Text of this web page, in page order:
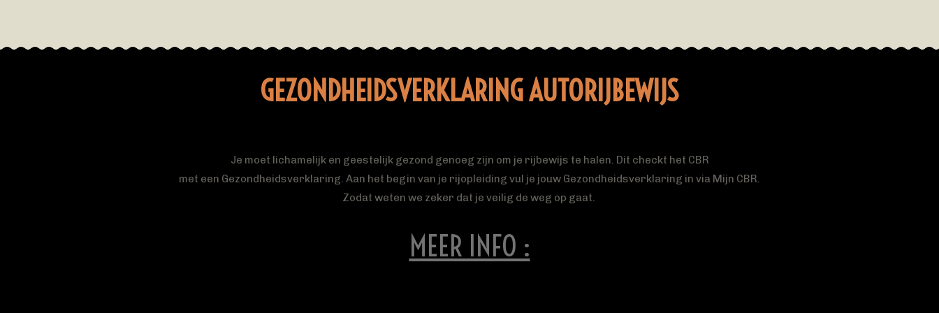
GEZONDHEIDSVERKLARING AUTORIJBEWIJS
Je moet lichamelijk en geestelijk gezond genoeg zijn om je rijbewijs te halen. Dit checkt het CBR
met een Gezondheidsverklaring. Aan het begin van je rijopleiding vul je jouw Gezondheidsverklaring in via Mijn CBR.
Zodat weten we zeker dat je veilig de weg op gaat.
MEER INFO :